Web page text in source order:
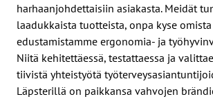
harhaanjohdettaisiin asiakasta. Meidät
laadukkaista tuotteista, onpa kyse
edustamistamme ergonomia- ja
Niitä kehitettäessä, testattaessa ja
tiivistä yhteistyötä
Läpsterillä on paikkansa vahvojen